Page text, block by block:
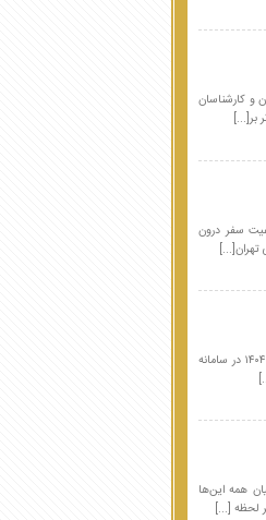
و کارشناسان
بر[...]
سفر درون
تهران[...]
مدیر روابط عمومی شرکت واحد اتوبوسرانی تهران با اشاره به ثبت ۱۱۷۱ نظر مردمی از ۱۷ آبان تا ۱۷ آذر ۱۴۰۴ در سامانه
همه این‌ها
لحظه [...]